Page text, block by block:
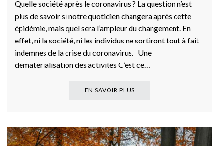
Quelle société après le coronavirus ? La question n’est
plus de savoir si notre quotidien changera après cette
épidémie, mais quel sera l’ampleur du changement. En
effet, ni la société, ni les individus ne sortiront tout à fait
indemnes de la crise du coronavirus. Une
dématérialisation des activités C’est ce…
EN SAVOIR PLUS